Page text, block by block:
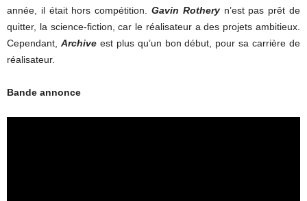
année, il était hors compétition. Gavin Rotheryn’est pas prêt de
quitter, la science-fiction, car le réalisateur a des projets ambitieux.
Cependant, Archiveest plus qu’un bon début, pour sa carrière de
réalisateur.
Bande annonce